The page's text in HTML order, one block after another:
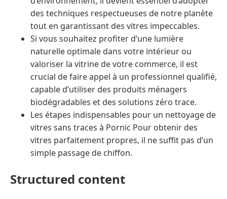
des techniques respectueuses de notre planète
tout en garantissant des vitres impeccables.
Si vous souhaitez profiter d’une lumière
naturelle optimale dans votre intérieur ou
valoriser la vitrine de votre commerce, il est
crucial de faire appel à un professionnel qualifié,
capable d’utiliser des produits ménagers
biodégradables et des solutions zéro trace.
Les étapes indispensables pour un nettoyage de
vitres sans traces à Pornic Pour obtenir des
vitres parfaitement propres, il ne suffit pas d’un
simple passage de chiffon.
Structured content